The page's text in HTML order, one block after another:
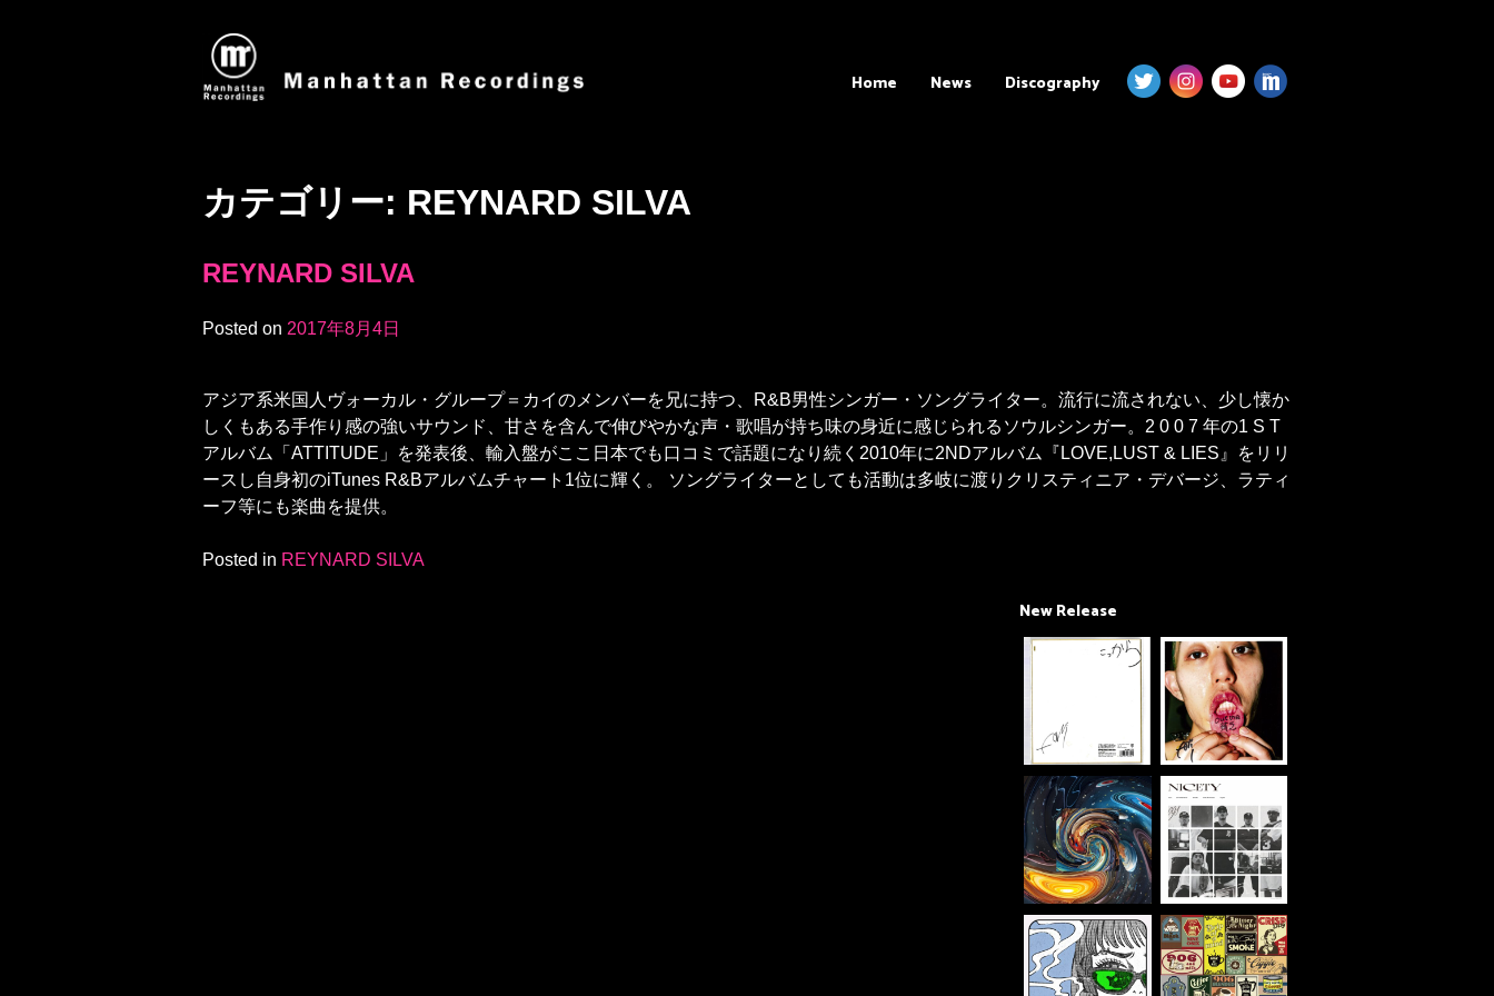
Home News Discography
カテゴリー: REYNARD SILVA
REYNARD SILVA
Posted on 2017年8月4日
アジア系米国人ヴォーカル・グループ＝カイのメンバーを兄に持つ、R&B男性シンガー・ソングライター。流行に流されない、少し懐か
しくもある手作り感の強いサウンド、甘さを含んで伸びやかな声・歌唱が持ち味の身近に感じられるソウルシンガー。2 0 0 7 年の1 S T
アルバム「ATTITUDE」を発表後、輸入盤がここ日本でも口コミで話題になり続く2010年に2NDアルバム『LOVE,LUST & LIES』をリリ
ースし自身初のiTunes R&Bアルバムチャート1位に輝く。 ソングライターとしても活動は多岐に渡りクリスティニア・デバージ、ラティ
ーフ等にも楽曲を提供。
Posted in REYNARD SILVA
New Release